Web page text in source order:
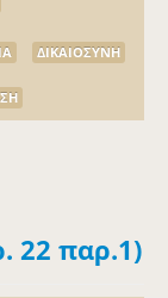
ΔΙΚΑΙΟΣΥΝΗ
22 παρ.1)